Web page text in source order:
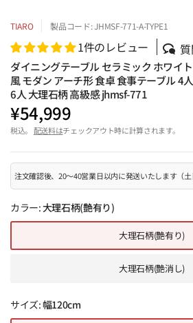
TIARO 製品コード: JHMSF-771-A-TYPE1
1件のレビュー
ダイニングテーブル セラミック ホワイ
風 モダン アーチ形 食卓 食事テーブル 4
6人 大理石柄 高級感 jhmsf-771
¥54,999
税込。 配送料はチェックアウト時に計算されます。
注文確認後、20～40営業日以内に発送いたします（土
カラー:大理石柄(艶有り)
大理石柄(艶有り)
大理石柄(艶消し)
サイズ:幅120cm